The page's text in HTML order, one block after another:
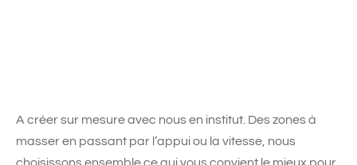
A créer sur mesure avec nous en institut. Des zones à
masser en passant par l’appui ou la vitesse, nous
choisissons ensemble ce qui vous convient le mieux pour